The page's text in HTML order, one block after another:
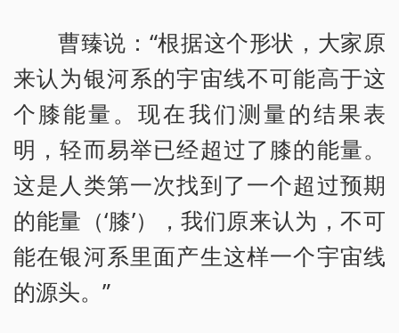
曹臻说：“根据这个形状，大家原
来认为银河系的宇宙线不可能高于这
个膝能量。现在我们测量的结果表
明，轻而易举已经超过了膝的能量。
这是人类第一次找到了一个超过预期
的能量（‘膝’），我们原来认为，不可
能在银河系里面产生这样一个宇宙线
的源头。”